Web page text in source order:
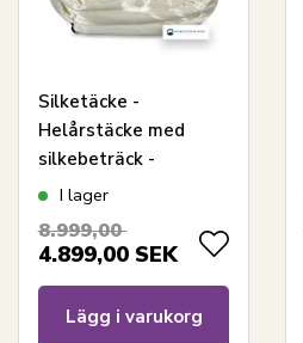
Silketäcke -
Helårstäcke med
silkebeträck -
140x200 cm - 100%
mullbärssilke - Nordic
Comfort
I lager
8.999,00
4.899,00 SEK
Lägg i varukorg